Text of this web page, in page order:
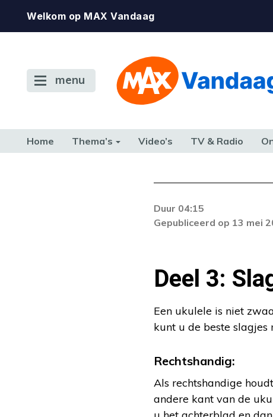
Welkom op MAX Vandaag
menu
Home Thema’s Video’s TV & Radio
Duur 04:15
Gepubliceerd op 13 mei
Deel 3:
Een ukulele is niet
kunt u de beste slagjes
Rechtshandig:
Als rechtshandige
andere kant van de